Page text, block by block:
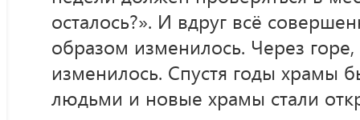
осталось?». И вдруг всё
образом изменилось. Через
изменилось. Спустя годы храмы
людьми и новые храмы стали